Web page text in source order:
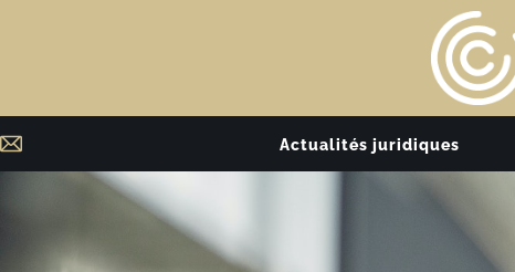
Actualités juridiques